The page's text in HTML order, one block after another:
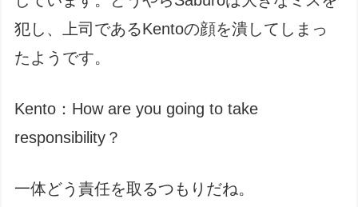
犯し、上司であるKentoの顔を潰してしまっ
たようです。
Kento：How are you going to take
responsibility？
一体どう責任を取るつもりだね。